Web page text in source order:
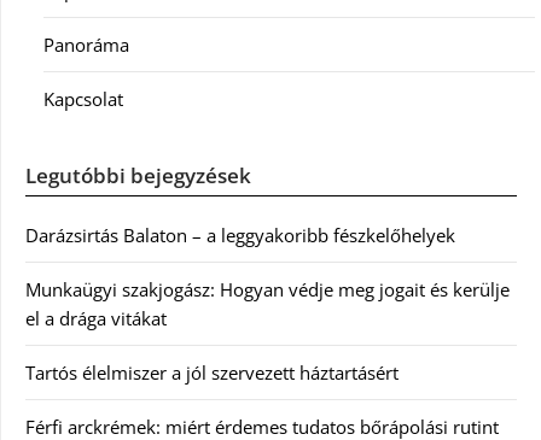
Panoráma
Kapcsolat
Legutóbbi bejegyzések
Darázsirtás Balaton – a leggyakoribb fészkelőhelyek
Munkaügyi szakjogász: Hogyan védje meg jogait és kerülje
el a drága vitákat
Tartós élelmiszer a jól szervezett háztartásért
Férfi arckrémek: miért érdemes tudatos bőrápolási rutint